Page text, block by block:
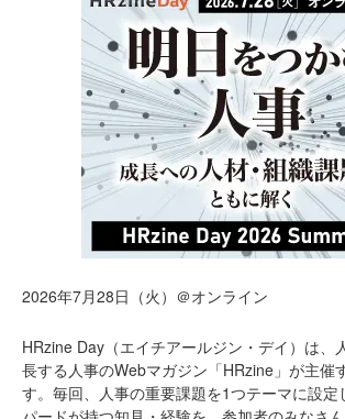
2026年7月28日（火）＠オンライン
HRzine Day（エイチアールジン・デイ）は、
長する人事のWebマガジン「HRzine」が主催
す。毎回、人事の重要課題を1つテーマに設定